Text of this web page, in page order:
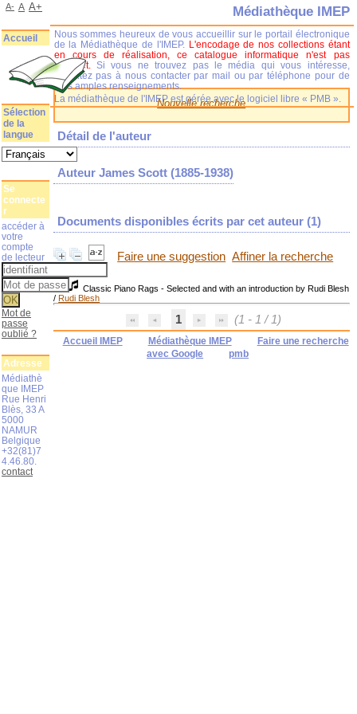
Nouvelle recherche
Détail de l'auteur
Auteur James Scott (1885-1938)
Documents disponibles écrits par cet auteur (1)
Faire une suggestion Affiner la recherche
Classic Piano Rags - Selected and with an introduction by Rudi Blesh
/Rudi Blesh
1 (1 - 1 / 1)
Accueil IMEP Médiathèque IMEP
Faire une recherche
avec Google
pmb
Médiathèque IMEP
Nous sommes heureux de vous accueillir sur le portail électronique
de la Médiathèque de l'IMEP. L'encodage de nos collections étant
en cours de réalisation, ce catalogue informatique n'est pas
complet.
Si vous ne trouvez pas le média qui vous intéresse,
n'hésitez pas à nous contacter par mail ou par téléphone pour de
plus amples renseignements.
La médiathèque de l'IMEP est gérée avec le logiciel libre « PMB ».
A- A A+
Accueil
Sélection
de la
langue
Se
connecte
r
accéder à
votre
compte
de lecteur
Mot de
passe
oublié ?
Adresse
Médiathè
que IMEP
Rue Henri
Blès, 33 A
5000
NAMUR
Belgique
+32(81)7
4.46.80.
contact